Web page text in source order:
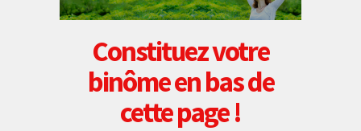
Constituez votre
binôme en bas de
cette page !